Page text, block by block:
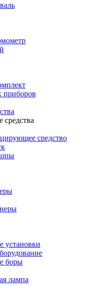
приборов
средство
установки
боры
лампа